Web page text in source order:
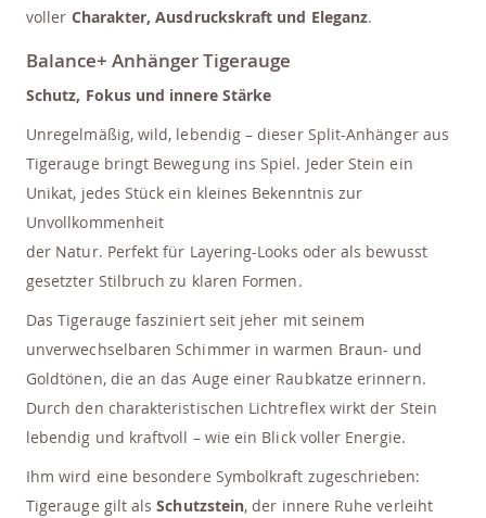
voller Charakter, Ausdruckskraft und Eleganz.
Balance+ Anhänger Tigerauge
Schutz, Fokus und innere Stärke
Unregelmäßig, wild, lebendig – dieser Split-Anhänger aus
Tigerauge bringt Bewegung ins Spiel. Jeder Stein ein
Unikat, jedes Stück ein kleines Bekenntnis zur
Unvollkommenheit
der Natur. Perfekt für Layering-Looks oder als bewusst
gesetzter Stilbruch zu klaren Formen.
Das Tigerauge fasziniert seit jeher mit seinem
unverwechselbaren Schimmer in warmen Braun- und
Goldtönen, die an das Auge einer Raubkatze erinnern.
Durch den charakteristischen Lichtreflex wirkt der Stein
lebendig und kraftvoll – wie ein Blick voller Energie.
Ihm wird eine besondere Symbolkraft zugeschrieben:
Tigerauge gilt alsSchutzstein, der innere Ruhe verleiht